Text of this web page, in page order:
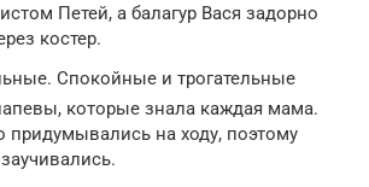
Петей, а балагур Вася задорно
костер.
Спокойные и трогательные
которые знала каждая мама.
придумывались на ходу, поэтому